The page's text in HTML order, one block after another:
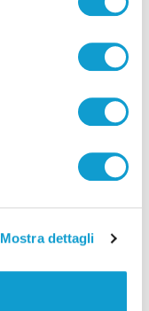
Mostra dettagli